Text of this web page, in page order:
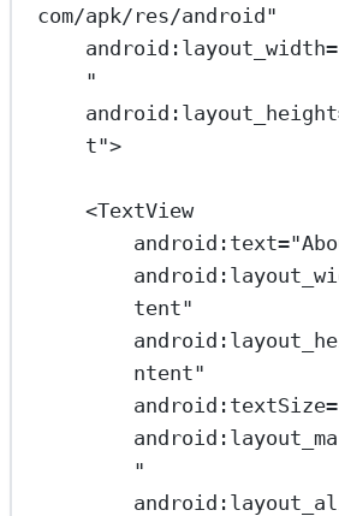
com/apk/res/android"
android:layout_width=
"
android:layout_height
t">
<TextView
android:text=
tent"
ntent"
android:textSize=
"